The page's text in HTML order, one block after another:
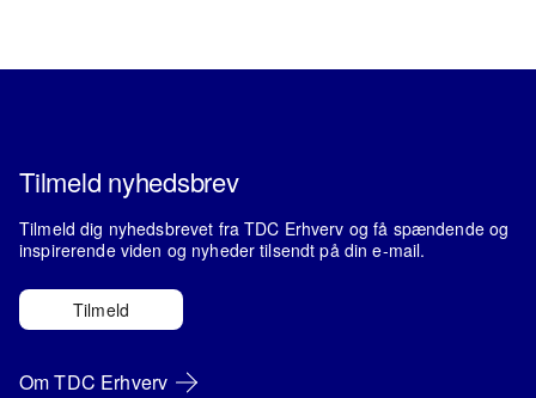
Tilmeld nyhedsbrev
Tilmeld dig nyhedsbrevet fra TDC Erhverv og få spændende og
inspirerende viden og nyheder tilsendt på din e-mail.
Tilmeld
Om TDC Erhverv